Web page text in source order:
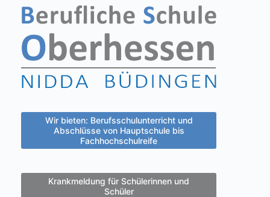
Wir bieten: Berufsschulunterricht und
Abschlüsse von Hauptschule bis
Fachhochschulreife
Krankmeldung für Schülerinnen und
Schüler